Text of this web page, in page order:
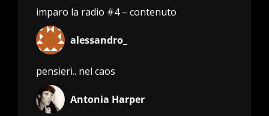
imparo la radio #4 – contenuto
alessandro_
pensieri.. nel caos
Antonia Harper